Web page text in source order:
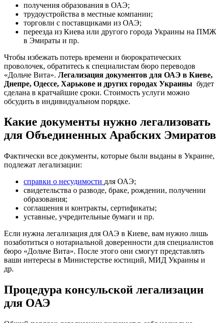
получения образования в ОАЭ;
трудоустройства в местные компании;
торговли с поставщиками из ОАЭ;
переезда из Киева или другого города Украины на ПМЖ
в Эмираты и пр.
Чтобы избежать потерь времени и бюрократических
проволочек, обратитесь к специалистам бюро переводов
«Дольче Вита». Легализация документов для ОАЭ в Киеве,
Днепре, Одессе, Харькове и других городах Украины будет
сделана в кратчайшие сроки. Стоимость услуги можно
обсудить в индивидуальном порядке.
Какие документы нужно легализовать
для Объединенных Арабских Эмиратов
Фактически все документы, которые были выданы в Украине,
подлежат легализации:
справки о несудимости для ОАЭ;
свидетельства о разводе, браке, рождении, получении
образования;
соглашения и контракты, сертификаты;
уставные, учредительные бумаги и пр.
Если нужна легализация для ОАЭ в Киеве, вам нужно лишь
позаботиться о нотариальной доверенности для специалистов
бюро «Дольче Вита». После этого они смогут представлять
ваши интересы в Министерстве юстиций, МИД Украины и
др.
Процедура консульской легализации
для ОАЭ